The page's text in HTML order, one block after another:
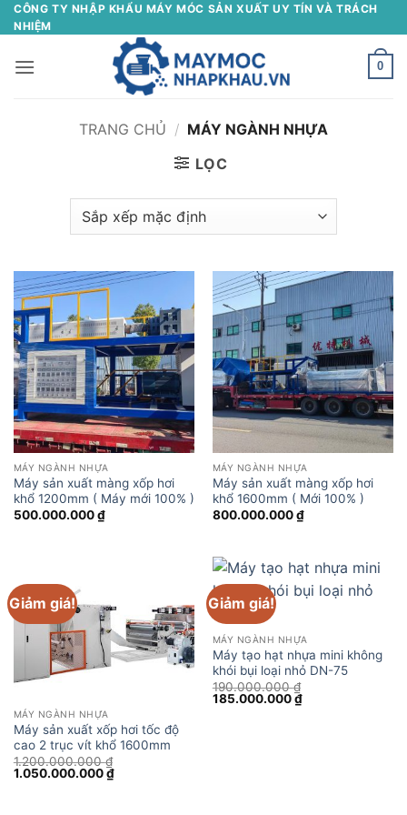
Bỏ
qua
dung
CÔNG TY NHẬP KHẨU MÁY MÓC SẢN XUẤT UY TÍN VÀ TRÁCH
NHIỆM
0
TRANG CHỦ / MÁY NGÀNH NHỰA
LỌC
MÁY NGÀNH NHỰA
Máy sản xuất màng xốp hơi
khổ 1200mm ( Máy mới 100% )
500.000.000₫
MÁY NGÀNH NHỰA
Máy sản xuất màng xốp hơi
khổ 1600mm ( Mới 100% )
800.000.000₫
Giảm giá!
MÁY NGÀNH NHỰA
Máy sản xuất xốp hơi tốc độ
cao 2 trục vít khổ 1600mm
1.200.000.000₫
Giá
1.050.000.000₫Giá
hiện
Giảm giá!
MÁY NGÀNH NHỰA
Máy tạo hạt nhựa mini không
khói bụi loại nhỏ DN-75
190.000.000₫
Giá
185.000.000₫Giá
hiện